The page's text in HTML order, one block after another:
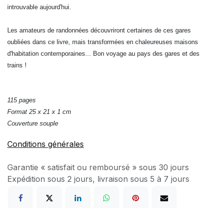
introuvable aujourd'hui.
Les amateurs de randonnées découvriront certaines de ces gares
oubliées dans ce livre, mais transformées en chaleureuses maisons
d'habitation contemporaines... Bon voyage au pays des gares et des
trains !
115 pages
Format 25 x 21 x 1 cm
Couverture souple
Conditions générales
Garantie « satisfait ou remboursé » sous 30 jours
Expédition sous 2 jours, livraison sous 5 à 7 jours